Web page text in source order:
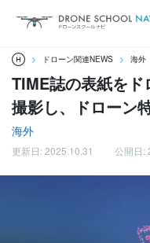
ドローン関連NEWS 海外
TIME誌の表紙を
撮影し、ドローン
海外
更新日: 2025.10.31 公開日: